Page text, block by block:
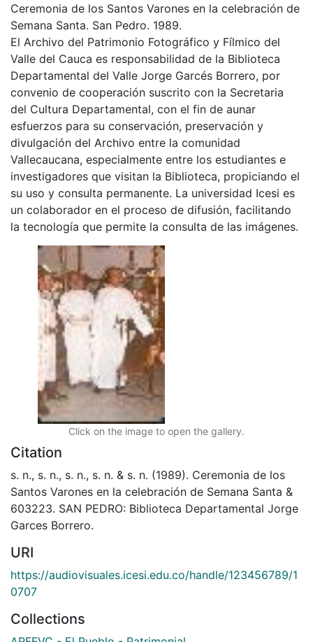
Ceremonia de los Santos Varones en la celebración de
Semana Santa. San Pedro. 1989.
El Archivo del Patrimonio Fotográfico y Fílmico del
Valle del Cauca es responsabilidad de la Biblioteca
Departamental del Valle Jorge Garcés Borrero, por
convenio de cooperación suscrito con la Secretaria
del Cultura Departamental, con el fin de aunar
esfuerzos para su conservación, preservación y
divulgación del Archivo entre la comunidad
Vallecaucana, especialmente entre los estudiantes e
investigadores que visitan la Biblioteca, propiciando el
su uso y consulta permanente. La universidad Icesi es
un colaborador en el proceso de difusión, facilitando
la tecnología que permite la consulta de las imágenes.
Click on the image to open the gallery.
Citation
s. n., s. n., s. n., s. n. & s. n. (1989). Ceremonia de los
Santos Varones en la celebración de Semana Santa &
603223. SAN PEDRO: Biblioteca Departamental Jorge
Garces Borrero.
URI
https://audiovisuales.icesi.edu.co/handle/123456789/1
0707
Collections